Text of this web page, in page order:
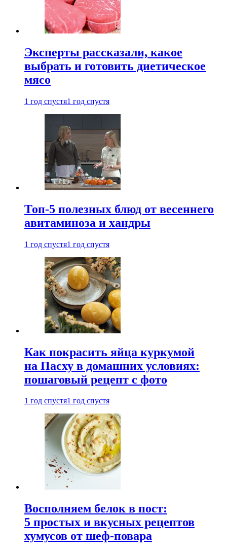
Эксперты рассказали, какое
выбрать и готовить диетическое
мясо
1 год спустя1 год спустя
Топ-5 полезных блюд от весеннего
авитаминоза и хандры
1 год спустя1 год спустя
Как покрасить яйца куркумой
на Пасху в домашних условиях:
пошаговый рецепт с фото
1 год спустя1 год спустя
Восполняем белок в пост:
5 простых и вкусных рецептов
хумусов от шеф-повара